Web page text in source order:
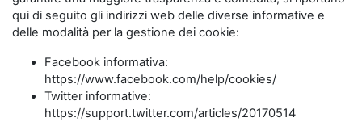
qui di seguito gli indirizzi web delle diverse informative e
delle modalità per la gestione dei cookie:
Facebook informativa:
https://www.facebook.com/help/cookies/
Twitter informative:
https://support.twitter.com/articles/20170514